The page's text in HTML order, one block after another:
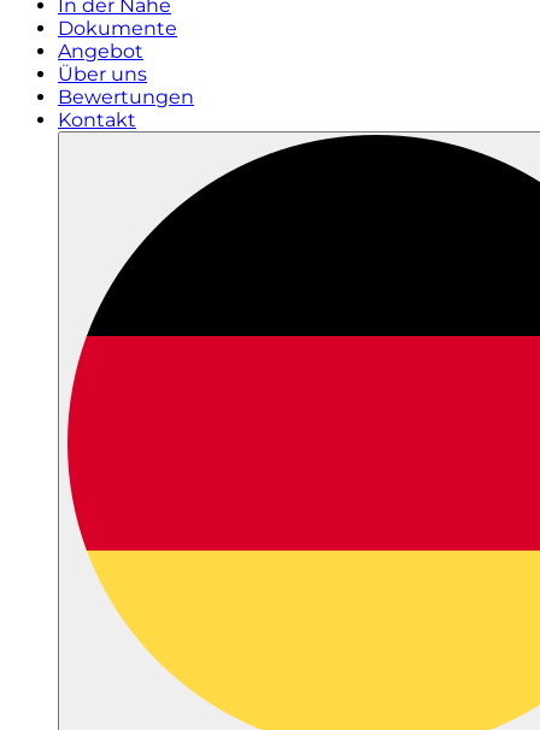
In der Nähe
Dokumente
Angebot
Über uns
Bewertungen
Kontakt